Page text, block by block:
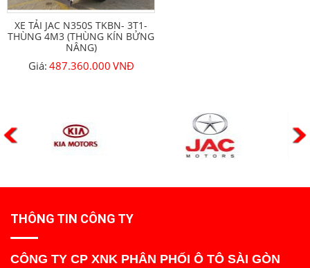
XE TẢI JAC N350S TKBN- 3T1-
THÙNG 4M3 (THÙNG KÍN BỬNG
NÂNG)
Giá: 487.360.000 VNĐ
THÔNG TIN CÔNG TY
CÔNG TY CP XNK PHÂN PHỐI Ô TÔ SÀI GÒN